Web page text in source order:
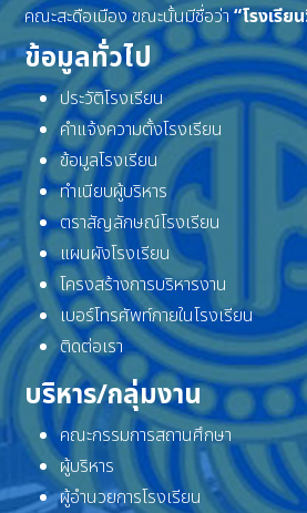
คณะสะดือเมือง ขณะนั้นมีชื่อว่า“โรงเรีย
ข้อมูลทั่วไป
ประวัติโรงเรียน
คำแจ้งความตั้งโรงเรียน
ข้อมูลโรงเรียน
ทำเนียบผู้บริหาร
ตราสัญลักษณ์โรงเรียน
แผนผังโรงเรียน
โครงสร้างการบริหารงาน
เบอร์โทรศัพท์ภายในโรงเรียน
ติดต่อเรา
บริหาร/กลุ่มงาน
คณะกรรมการสถานศึกษา
ผู้บริหาร
ผู้อำนวยการโรงเรียน